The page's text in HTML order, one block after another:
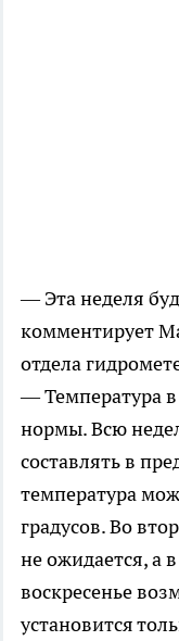
— Эта неделя
комментирует
отдела
— Температура
нормы. Всю
составлять в
температура
градусов. Во
не ожидается, а
воскресенье
установится